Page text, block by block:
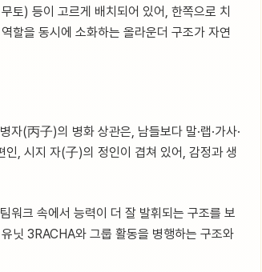
) 등이 고르게 배치되어 있어, 한쪽으로 치
할을 동시에 소화하는 올라운더 구조가 자연
자(丙子)의 병화 상관은, 남들보다 말·랩·가사·
, 시지 자(子)의 정인이 겹쳐 있어, 감정과 생
워크 속에서 능력이 더 잘 발휘되는 구조를 보
닛 3RACHA와 그룹 활동을 병행하는 구조와